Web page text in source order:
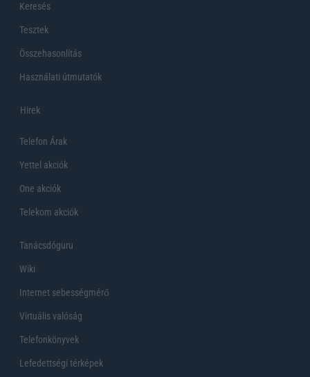
Keresés
Tesztek
Összehasonlítás
Használati útmutatók
Hirek
Telefon Árak
Yettel akciók
One akciók
Telekom akciók
Tanácsdóguru
Wiki
Internet sebességmérő
Virtuális valóság
Telefonkönyvek
Lefedettségi térképek